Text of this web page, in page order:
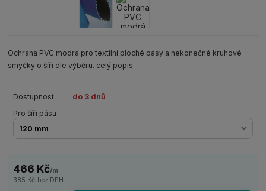
Ochrana PVC modrá pro textilní ploché pásy a nekonečné kruhové
smyčky o šíři dle výběru. celý popis
Dostupnost
do 3 dnů
Pro šíři pásu
466 Kč/m
385 Kč bez DPH